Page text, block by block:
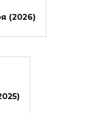
(2026)